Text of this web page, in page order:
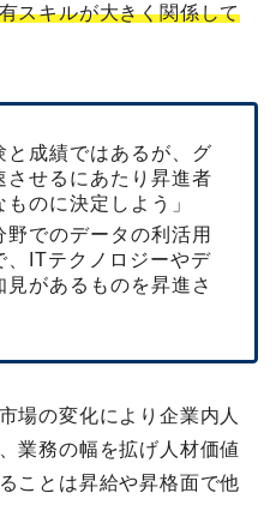
スキルが大きく関係して
と成績ではあるが、グ
させるにあたり昇進者
のに決定しよ う 」
野でのデータの利活用
、ITテクノロジーやデ
があるものを昇進さ
場の変化により企業内人
業務の幅を拡げ人材価値
ことは昇給や昇格面で他